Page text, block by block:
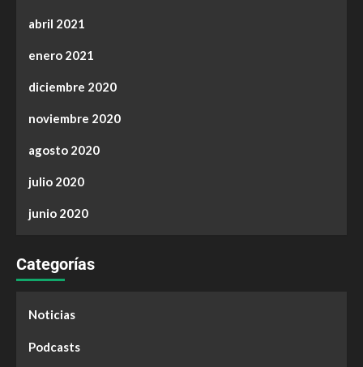
abril 2021
enero 2021
diciembre 2020
noviembre 2020
agosto 2020
julio 2020
junio 2020
Categorías
Noticias
Podcasts